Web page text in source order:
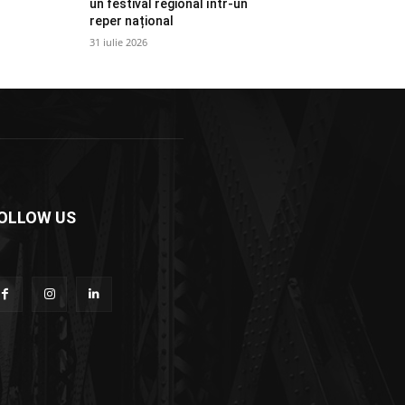
un festival regional într-un
reper național
31 iulie 2026
US